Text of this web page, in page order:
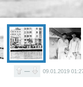
— 09.01.2019